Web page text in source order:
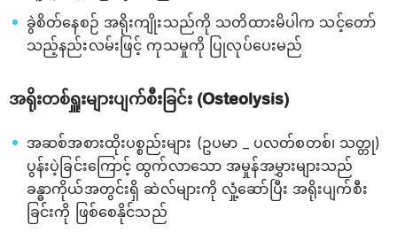
ခွဲစိတ်နေစဉ် အရိုးကျိုးသည်ကို သတိထားမိပါက သင့်တော်
သည့်နည်းလမ်းဖြင့် ကုသမှုကို ပြုလုပ်ပေးမည်
အရိုးတစ်ရှူးများပျက်စီးခြင်း (Osteolysis)
အဆစ်အစားထိုးပစ္စည်းများ (ဥပမာ _ ပလတ်စတစ်၊ သတ္တု)
ပွန်းပဲ့ခြင်းကြောင့် ထွက်လာသော အမှုန်အမွှားများသည်
ခန္ဓာကိုယ်အတွင်းရှိ ဆဲလ်များကို လှုံ့ဆော်ပြီး အရိုးပျက်စီး
ခြင်းကို ဖြစ်စေနိုင်သည်